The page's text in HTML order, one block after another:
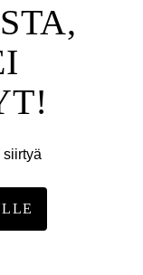
siirtyä